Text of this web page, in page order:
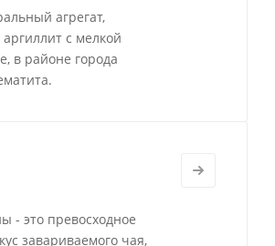
агрегат,
с мелкой
в районе города
- это превосходное
завариваемого чая,